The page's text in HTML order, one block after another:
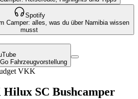
Spotify
Camper: alles, was du über Namibia wissen
musst
Fahrzeugvorstellung
VKK
SC Bushcamper